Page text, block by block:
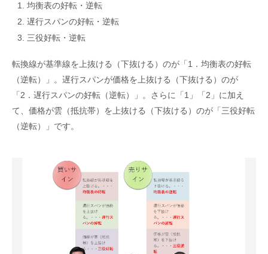
均衡表の好転・逆転
遅行スパンの好転・逆転
三役好転・逆転
転換線が基準線を上抜ける（下抜ける）のが「1．均衡表の好転
（逆転）」。遅行スパンが価格を上抜ける（下抜ける）のが
「2．遅行スパンの好転（逆転）」。さらに「1」「2」に加え
て、価格が雲（抵抗帯）を上抜ける（下抜ける）のが「三役好転
（逆転）」です。